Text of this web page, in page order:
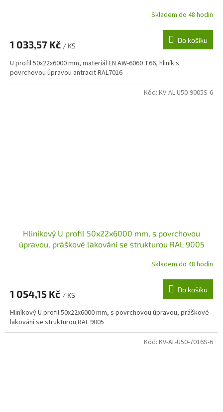
Skladem do 48 hodin
1 033,57 Kč / KS
Do košíku
U profil 50x22x6000 mm, materiál EN AW-6060 T66, hliník s
povrchovou úpravou antracit RAL7016
Hliníkový U profil 50x22x6000 mm, s povrchovou
úpravou, práškové lakování se strukturou RAL 9005
Skladem do 48 hodin
1 054,15 Kč / KS
Do košíku
Hliníkový U profil 50x22x6000 mm, s povrchovou úpravou, práškové
lakování se strukturou RAL 9005
Kód: KV-AL-U50-9005S-6
Kód: KV-AL-U50-7016S-6